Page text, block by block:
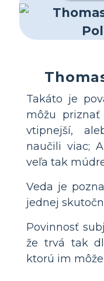
Takáto je
môžu
vtipnejší,
naučili viac;
veľa tak
Veda je
jednej
Povinnosť
že trvá tak
ktorú im